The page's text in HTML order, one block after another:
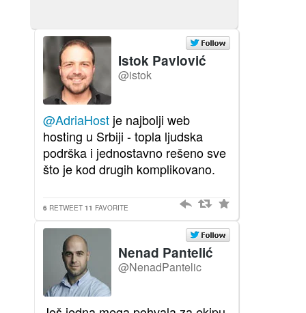
Istok Pavlović
@istok
@AdriaHost je najbolji web
hosting u Srbiji - topla ljudska
podrška i jednostavno rešeno sve
što je kod drugih komplikovano.
6 RETWEET11 FAVORITE
Nenad Pantelić
@NenadPantelic